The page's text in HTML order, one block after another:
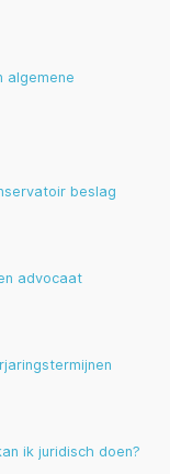
algemene
beslag
advocaat
ik juridisch doen?